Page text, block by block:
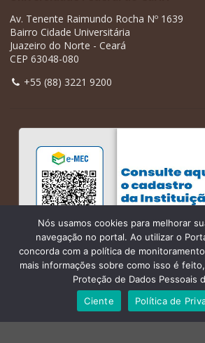
Av. Tenente Raimundo Rocha Nº 1639
Bairro Cidade Universitária
Juazeiro do Norte - Ceará
CEP 63048-080
+55 (88) 3221 9200
Nós usamos cookies para melhorar
navegação no portal. Ao utilizar o
concorda com a política de
mais informações sobre como isso é
Proteção de Dados Pessoais
Ciente
Política de